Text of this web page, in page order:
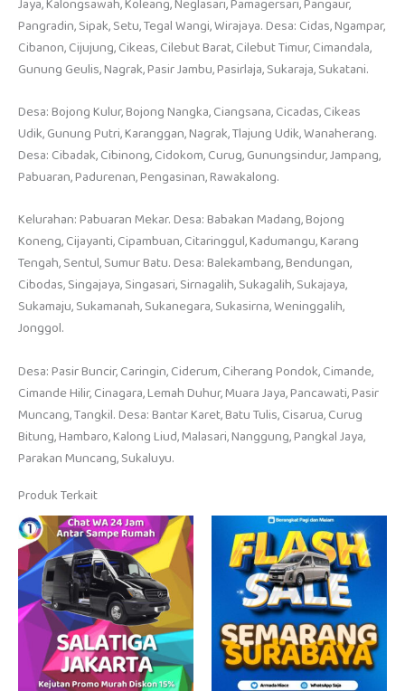
Pangradin, Sipak, Setu, Tegal Wangi, Wirajaya. Desa: Cidas, Ngampar,
Cibanon, Cijujung, Cikeas, Cilebut Barat, Cilebut Timur, Cimandala,
Gunung Geulis, Nagrak, Pasir Jambu, Pasirlaja, Sukaraja, Sukatani.
Desa: Bojong Kulur, Bojong Nangka, Ciangsana, Cicadas, Cikeas
Udik, Gunung Putri, Karanggan, Nagrak, Tlajung Udik, Wanaherang.
Desa: Cibadak, Cibinong, Cidokom, Curug, Gunungsindur, Jampang,
Pabuaran, Padurenan, Pengasinan, Rawakalong.
Kelurahan: Pabuaran Mekar. Desa: Babakan Madang, Bojong
Koneng, Cijayanti, Cipambuan, Citaringgul, Kadumangu, Karang
Tengah, Sentul, Sumur Batu. Desa: Balekambang, Bendungan,
Cibodas, Singajaya, Singasari, Sirnagalih, Sukagalih, Sukajaya,
Sukamaju, Sukamanah, Sukanegara, Sukasirna, Weninggalih,
Jonggol.
Desa: Pasir Buncir, Caringin, Ciderum, Ciherang Pondok, Cimande,
Cimande Hilir, Cinagara, Lemah Duhur, Muara Jaya, Pancawati, Pasir
Muncang, Tangkil. Desa: Bantar Karet, Batu Tulis, Cisarua, Curug
Bitung, Hambaro, Kalong Liud, Malasari, Nanggung, Pangkal Jaya,
Parakan Muncang, Sukaluyu.
Produk Terkait